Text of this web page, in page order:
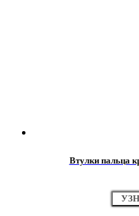
Втулки пальца